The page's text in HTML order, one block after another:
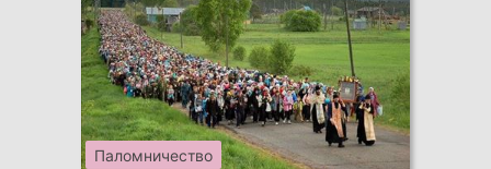
Паломничество